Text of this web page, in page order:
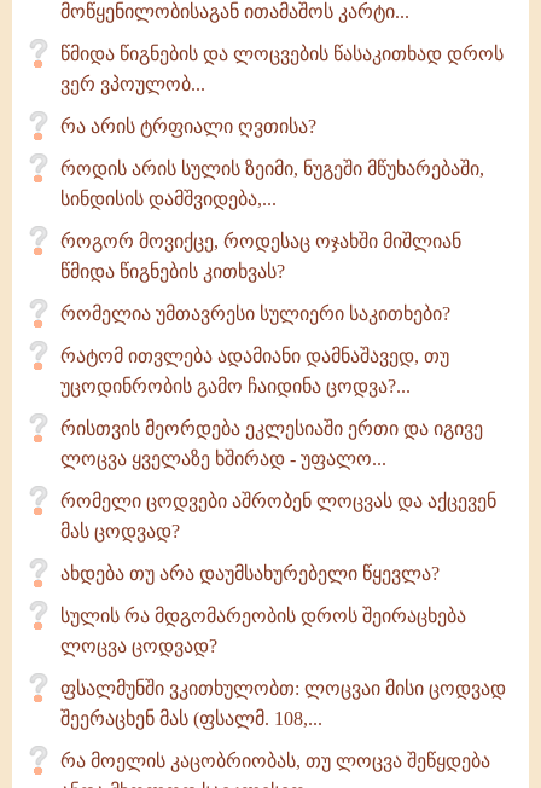
მოწყენილობისაგან ითამაშოს კარტი...
წმიდა წიგნების და ლოცვების წასაკითხად დროს
ვერ ვპოულობ...
რა არის ტრფიალი ღვთისა?
როდის არის სულის ზეიმი, ნუგეში მწუხარებაში,
სინდისის დამშვიდება,...
როგორ მოვიქცე, როდესაც ოჯახში მიშლიან
წმიდა წიგნების კითხვას?
რომელია უმთავრესი სულიერი საკითხები?
რატომ ითვლება ადამიანი დამნაშავედ, თუ
უცოდინრობის გამო ჩაიდინა ცოდვა?...
რისთვის მეორდება ეკლესიაში ერთი და იგივე
ლოცვა ყველაზე ხშირად - უფალო...
რომელი ცოდვები აშრობენ ლოცვას და აქცევენ
მას ცოდვად?
ახდება თუ არა დაუმსახურებელი წყევლა?
სულის რა მდგომარეობის დროს შეირაცხება
ლოცვა ცოდვად?
ფსალმუნში ვკითხულობთ: ლოცვაი მისი ცოდვად
შეერაცხენ მას (ფსალმ. 108,...
რა მოელის კაცობრიობას, თუ ლოცვა შეწყდება